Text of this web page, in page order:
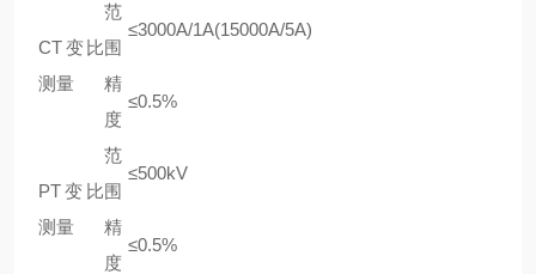
CT变比
测量
范
围
≤3000A/1A(15000A/5A)
精
度
≤0.5%
PT变比
测量
范
围
≤500kV
精
度
≤0.5%